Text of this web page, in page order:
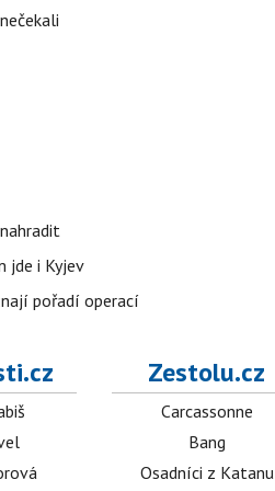
jde i Kyjev
pořadí operací
Zestolu.cz
Carcassonne
Bang
Osadníci z Katanu